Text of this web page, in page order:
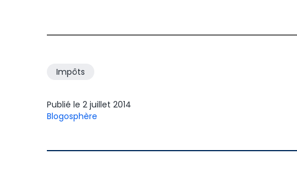
Impôts
Publié le 2 juillet 2014
Blogosphère